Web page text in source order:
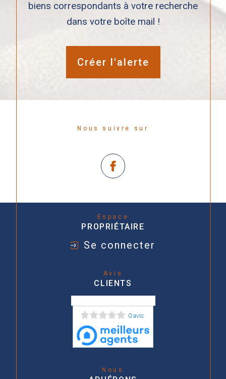
biens correspondants à votre recherche
dans votre boîte mail !
Créer l'alerte
Nous suivre sur
Espace
PROPRIÉTAIRE
Se connecter
Avis
CLIENTS
0 avis
Nous